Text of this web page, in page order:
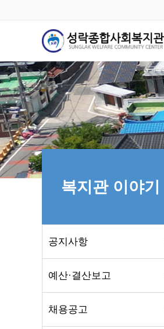
복지관 이야기
공지사항
예산·결산보고
채용공고